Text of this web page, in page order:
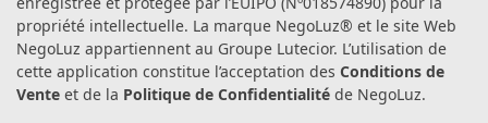
propriété intellectuelle. La marque NegoLuz® et le site Web
NegoLuz appartiennent au Groupe Lutecior. L’utilisation de
cette application constitue l’acceptation des Conditions de
Vente et de la Politique de Confidentialité de NegoLuz.